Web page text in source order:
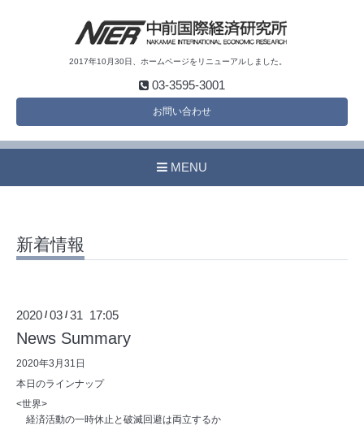
2017年10月30日、ホームページをリニューアルしました。
03-3595-3001
お問い合わせ
MENU
新着情報
2020 /03 /31 17:05
News Summary
2020年3月31日
本日のラインナップ
<世界>
経済活動の一時休止と破滅回避は両立するか